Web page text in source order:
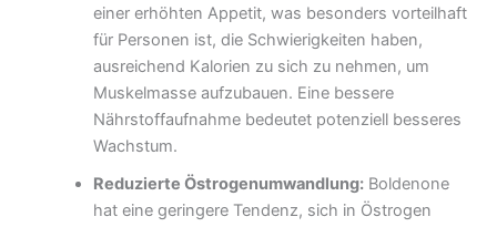
einer erhöhten Appetit, was besonders vorteilhaft
für Personen ist, die Schwierigkeiten haben,
ausreichend Kalorien zu sich zu nehmen, um
Muskelmasse aufzubauen. Eine bessere
Nährstoffaufnahme bedeutet potenziell besseres
Wachstum.
Reduzierte Östrogenumwandlung:Boldenone
hat eine geringere Tendenz, sich in Östrogen